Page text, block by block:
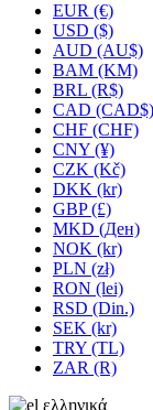
EUR (€)
USD ($)
AUD (AU$)
BAM (KM)
BRL (R$)
CAD (CAD$)
CHF (CHF)
CNY (¥)
CZK (Kč)
DKK (kr)
GBP (£)
MKD (Ден)
NOK (kr)
PLN (zł)
RON (lei)
RSD (Din.)
SEK (kr)
TRY (TL)
ZAR (R)
ελληνικά